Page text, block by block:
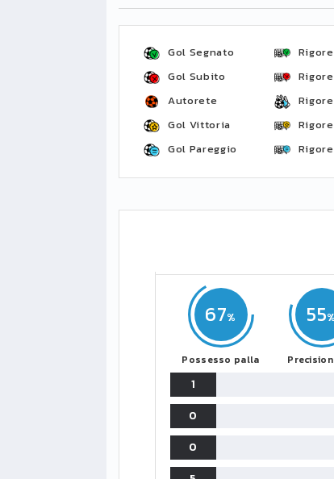
Gol Segnato
Gol Subito
Autorete
Gol Vittoria
Gol Pareggio
67
Possesso palla
55
1
0
0